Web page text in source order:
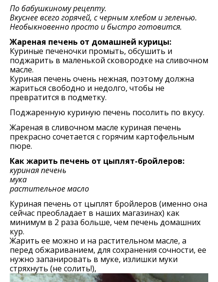
По бабушкиному рецепту.
Вкуснее всего горячей, с черным хлебом и зеленью.
Необыкновенно просто и быстро готовится.
Жареная печень от домашней курицы:
Куриные печеночки промыть, обсушить и
поджарить в маленькой сковородке на сливочном
масле.
Куриная печень очень нежная, поэтому должна
жариться свободно и недолго, чтобы не
превратится в подметку.
Поджаренную куриную печень посолить по вкусу.
Жареная в сливочном масле куриная печень
прекрасно сочетается с горячим картофельным
пюре.
Как жарить печень от цыплят-бройлеров:
куриная печень
мука
растительное масло
Куриная печень от цыплят бройлеров (именно она
сейчас преобладает в наших магазинах) как
минимум в 2 раза больше, чем печень домашних
кур.
Жарить ее можно и на растительном масле, а
перед обжариванием, для сохранения сочности, ее
нужно запанировать в муке, излишки муки
стряхнуть (не солить!),